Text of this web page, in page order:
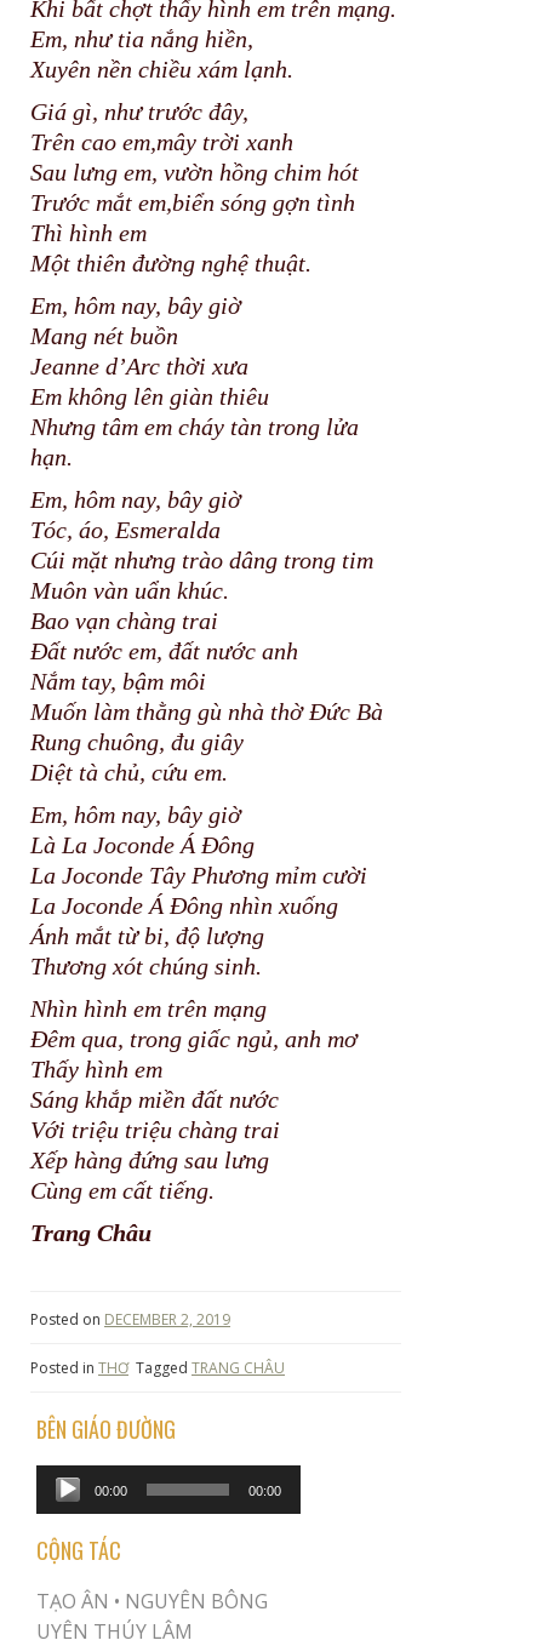
Khi bất chợt thấy hình em trên mạng.
Em, như tia nắng hiền,
Xuyên nền chiều xám lạnh.
Giá gì, như trước đây,
Trên cao em,mây trời xanh
Sau lưng em, vườn hồng chim hót
Trước mắt em,biển sóng gợn tình
Thì hình em
Một thiên đường nghệ thuật.
Em, hôm nay, bây giờ
Mang nét buồn
Jeanne d’Arc thời xưa
Em không lên giàn thiêu
Nhưng tâm em cháy tàn trong lửa
hạn.
Em, hôm nay, bây giờ
Tóc, áo, Esmeralda
Cúi mặt nhưng trào dâng trong tim
Muôn vàn uẩn khúc.
Bao vạn chàng trai
Đất nước em, đất nước anh
Nắm tay, bậm môi
Muốn làm thằng gù nhà thờ Đức Bà
Rung chuông, đu giây
Diệt tà chủ, cứu em.
Em, hôm nay, bây giờ
Là La Joconde Á Đông
La Joconde Tây Phương mỉm cười
La Joconde Á Đông nhìn xuống
Ánh mắt từ bi, độ lượng
Thương xót chúng sinh.
Nhìn hình em trên mạng
Đêm qua, trong giấc ngủ, anh mơ
Thấy hình em
Sáng khắp miền đất nước
Với triệu triệu chàng trai
Xếp hàng đứng sau lưng
Cùng em cất tiếng.
Trang Châu
Posted on DECEMBER 2, 2019
Posted in THƠ Tagged TRANG CHÂU
BÊN GIÁO ĐƯỜNG
Audio
Player
00:00 00:00
CỘNG TÁC
TẠO ÂN • NGUYÊN BÔNG
UYÊN THÚY LÂM